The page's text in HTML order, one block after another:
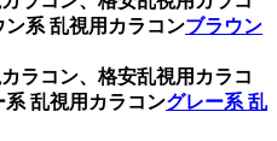
系 乱視用カラコンブラウン
ラコン、格安乱視用カラコ
乱視用カラコングレー系 乱